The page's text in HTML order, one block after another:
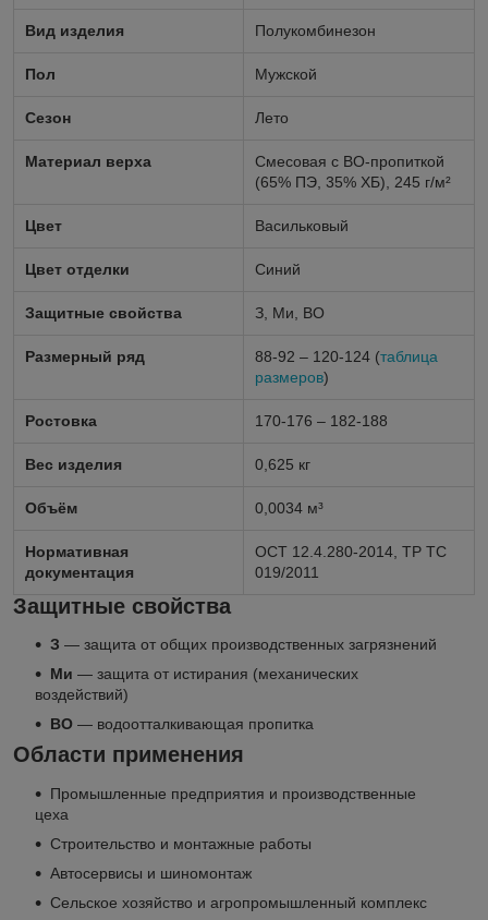
Вид изделия Полукомбинезон
Пол Мужской
Сезон Лето
Материал верха
Смесовая с ВО-пропиткой
(65% ПЭ, 35% ХБ), 245 г/м²
Цвет Васильковый
Цвет отделки Синий
Защитные свойства З, Ми, ВО
Размерный ряд 88-92 – 120-124 (таблица
размеров)
Ростовка 170-176 – 182-188
Вес изделия 0,625 кг
Объём 0,0034 м³
Нормативная
документация
ОСТ 12.4.280-2014, ТР ТС
019/2011
Защитные свойства
З — защита от общих производственных загрязнений
Ми — защита от истирания (механических
воздействий)
ВО — водоотталкивающая пропитка
Области применения
Промышленные предприятия и производственные
цеха
Строительство и монтажные работы
Автосервисы и шиномонтаж
Сельское хозяйство и агропромышленный комплекс